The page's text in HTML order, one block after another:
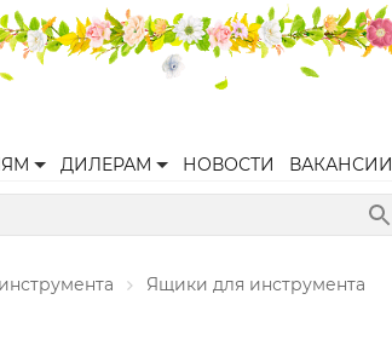
ДИЛЕРАМ НОВОСТИ ВАКАНСИИ
Ящики для инструмента